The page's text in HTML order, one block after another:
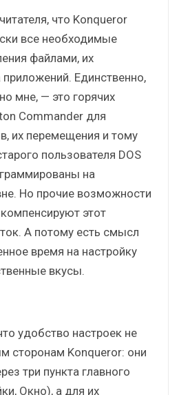
что Konqueror
все необходимые
файлами, их
приложений. Единственно,
мне, — это горячих
Commander для
их перемещения и тому
пользователя DOS
на
Но прочие возможности
этот
А потому есть смысл
время на настройку
вкусы.
удобство настроек не
сторонам Konqueror: они
три пункта главного
Окно), а для их